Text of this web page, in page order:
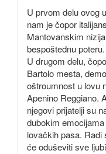
U prvom delu ovog
nam je čopor
Mantovanskim
bespoštednu poteru.
U drugom delu,
Bartolo mesta,
oštroumnost u lovu
Apenino Reggiano.
njegovi prijatelji su
dubokim
lovačkih pasa.
će oduševiti sve